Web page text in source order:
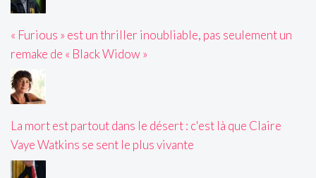
« Furious » est un thriller inoubliable, pas seulement un
remake de « Black Widow »
La mort est partout dans le désert : c'est là que Claire
Vaye Watkins se sent le plus vivante